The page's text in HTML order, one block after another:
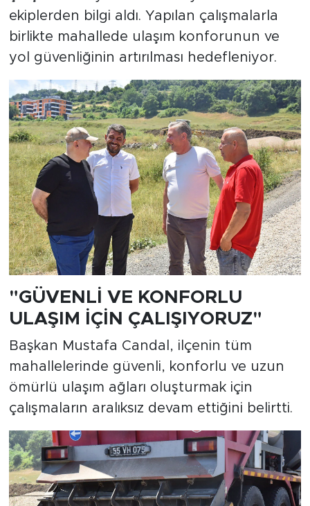
ekiplerden bilgi aldı. Yapılan çalışmalarla
birlikte mahallede ulaşım konforunun ve
yol güvenliğinin artırılması hedefleniyor.
"GÜVENLİ VE KONFORLU
ULAŞIM İÇİN ÇALIŞIYORUZ"
Başkan Mustafa Candal, ilçenin tüm
mahallelerinde güvenli, konforlu ve uzun
ömürlü ulaşım ağları oluşturmak için
çalışmaların aralıksız devam ettiğini belirtti.